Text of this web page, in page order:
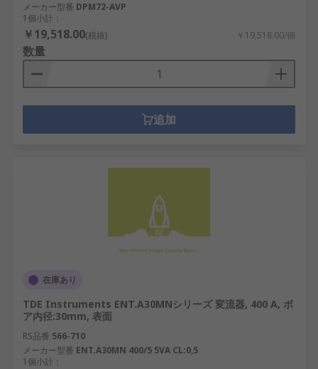
メーカー型番 DPM72-AVP
1個小計：
￥19,518.00(税抜) ￥19,518.00/個
数量
追加
在庫あり
TDE Instruments ENT.A30MNシリーズ 変流器, 400 A, ボ
ア内径:30mm, 表面
RS品番 566-710
メーカー型番 ENT.A30MN 400/5 5VA CL:0,5
1個小計：